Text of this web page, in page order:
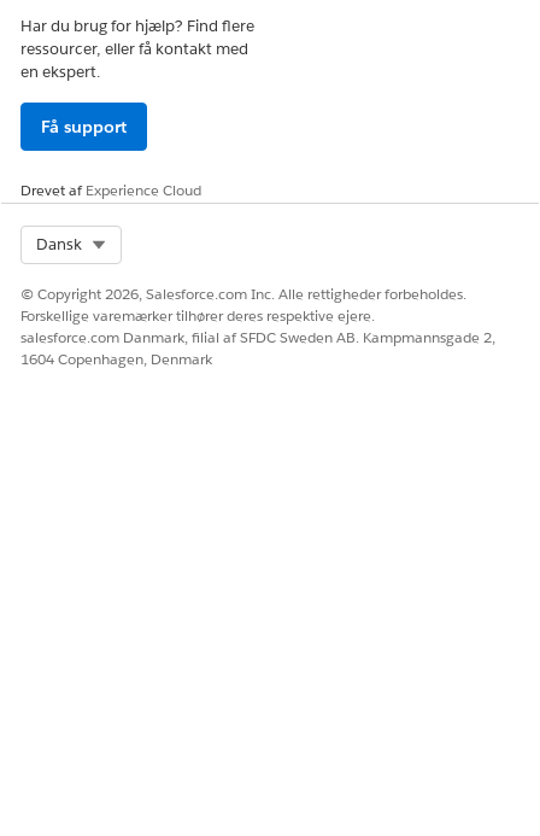
Har du brug for hjælp? Find flere
ressourcer, eller få kontakt med
en ekspert.
Få support
Drevet afExperience Cloud
Dansk
© Copyright 2026, Salesforce.com Inc. Alle rettigheder forbeholdes.
Forskellige varemærker tilhører deres respektive ejere.
salesforce.com Danmark, filial af SFDC Sweden AB. Kampmannsgade 2,
1604 Copenhagen, Denmark